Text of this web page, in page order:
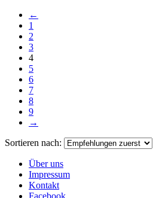
←
1
2
3
4
5
6
7
8
9
→
Sortieren nach:
Über uns
Impressum
Kontakt
Facebook